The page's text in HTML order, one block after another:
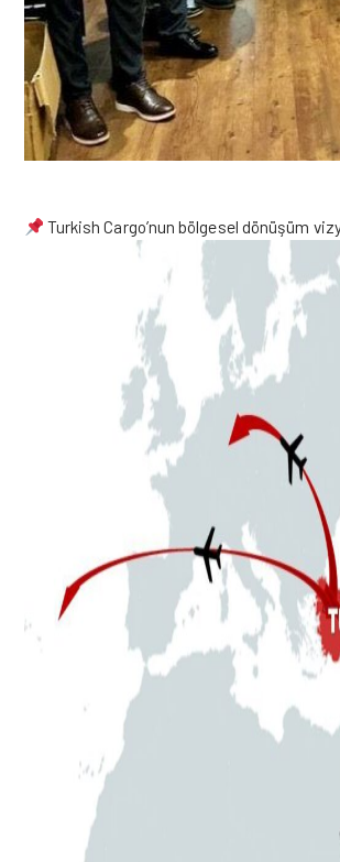
Turkish Cargo’nun bölgesel dönüşüm